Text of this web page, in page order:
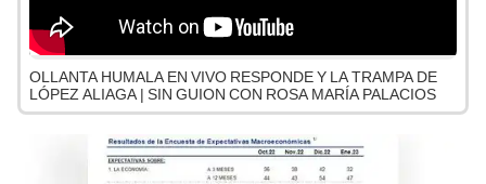
OLLANTA HUMALA EN VIVO RESPONDE Y LA TRAMPA DE
LÓPEZ ALIAGA | SIN GUION CON ROSA MARÍA PALACIOS